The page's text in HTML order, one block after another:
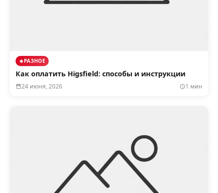
РАЗНОЕ
Как оплатить Higsfield: способы и инструкции
24 июня, 2026 1 мин